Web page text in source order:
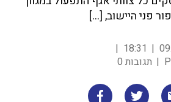
פני היישוב, […]
18:31
תגובות 0